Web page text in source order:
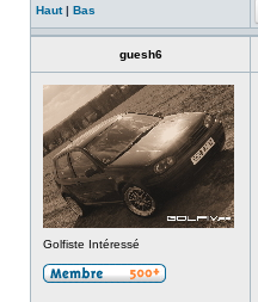
Haut| Bas
guesh6
Golfiste Intéressé